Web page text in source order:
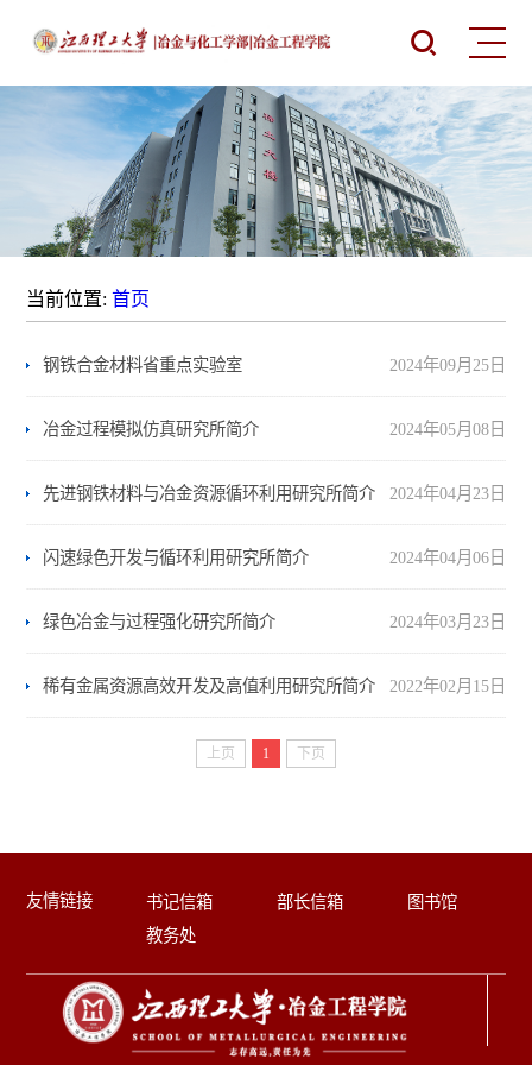
当前位置:首页
钢铁合金材料省重点实验室 2024年09月25日
冶金过程模拟仿真研究所简介 2024年05月08日
先进钢铁材料与冶金资源循环利用研究所简介 2024年04月23日
闪速绿色开发与循环利用研究所简介 2024年04月06日
绿色冶金与过程强化研究所简介 2024年03月23日
稀有金属资源高效开发及高值利用研究所简介 2022年02月15日
上页 1 下页
友情链接 书记信箱 部长信箱
图书馆
教务处